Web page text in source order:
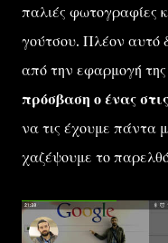
παλιές φωτογραφίες
γούτσου. Πλέον αυτό
από την εφαρμογή
πρόσβαση ο ένας
να τις έχουμε πάντα
χαζέψουμε το